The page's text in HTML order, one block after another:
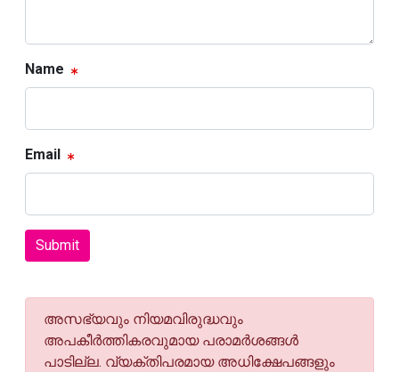
Name
Email
Submit
അസഭ്യവും നിയമവിരുദ്ധവും
അപകീര്‍ത്തികരവുമായ പരാമര്‍ശങ്ങള്‍
പാടില്ല. വ്യക്തിപരമായ അധിക്ഷേപങ്ങളും